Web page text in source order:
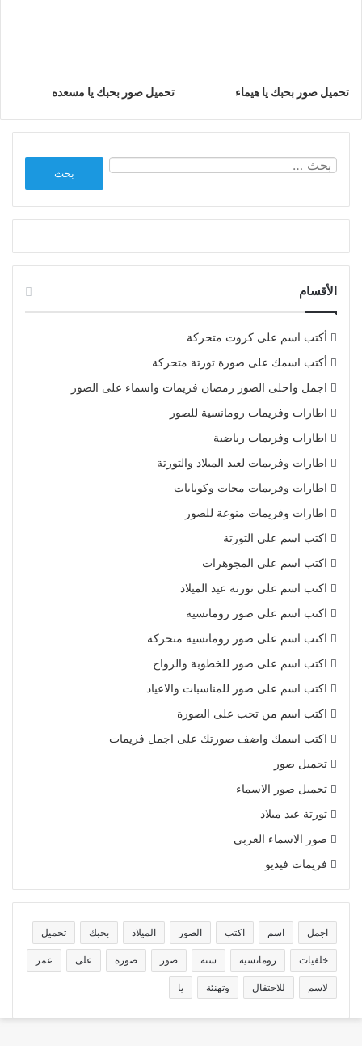
تحميل صور بحبك يا هيماء تحميل صور بحبك يا مسعده
الأقسام
أكتب اسم على كروت متحركة
أكتب اسمك على صورة تورتة متحركة
اجمل واحلى الصور رمضان فريمات واسماء على الصور
اطارات وفريمات رومانسية للصور
اطارات وفريمات رياضية
اطارات وفريمات لعيد الميلاد والتورتة
اطارات وفريمات مجات وكوبايات
اطارات وفريمات منوعة للصور
اكتب اسم على التورتة
اكتب اسم على المجوهرات
اكتب اسم على تورتة عيد الميلاد
اكتب اسم على صور رومانسية
اكتب اسم على صور رومانسية متحركة
اكتب اسم على صور للخطوبة والزواج
اكتب اسم على صور للمناسبات والاعياد
اكتب اسم من تحب على الصورة
اكتب اسمك واضف صورتك على اجمل فريمات
تحميل صور
تحميل صور الاسماء
تورتة عيد ميلاد
صور الاسماء العربى
فريمات فيديو
اجمل اسم اكتب الصور الميلاد بحبك تحميل
خلفيات رومانسية سنة صور صورة على عمر
لاسم للاحتفال وتهنئة يا